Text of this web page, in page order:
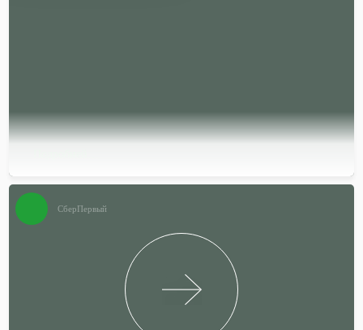
СберПервый